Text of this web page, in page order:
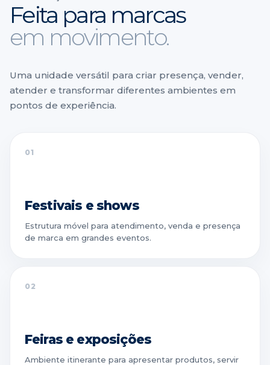
Feita para marcas
em movimento.
Uma unidade versátil para criar presença, vender,
atender e transformar diferentes ambientes em
pontos de experiência.
01
Festivais e shows
Estrutura móvel para atendimento, venda e presença
de marca em grandes eventos.
02
Feiras e exposições
Ambiente itinerante para apresentar produtos, servir